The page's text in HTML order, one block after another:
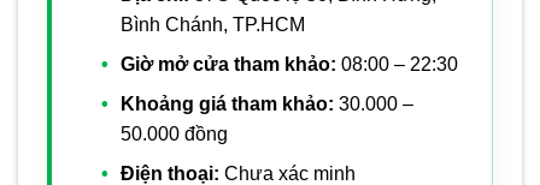
Bình Chánh, TP.HCM
Giờ mở cửa tham khảo: 08:00 – 22:30
Khoảng giá tham khảo: 30.000 –
50.000 đồng
Điện thoại: Chưa xác minh